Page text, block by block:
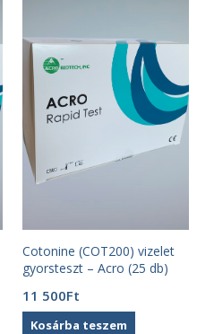
Cotonine (COT200) vizelet
gyorsteszt – Acro (25 db)
11 500Ft
Kosárba teszem